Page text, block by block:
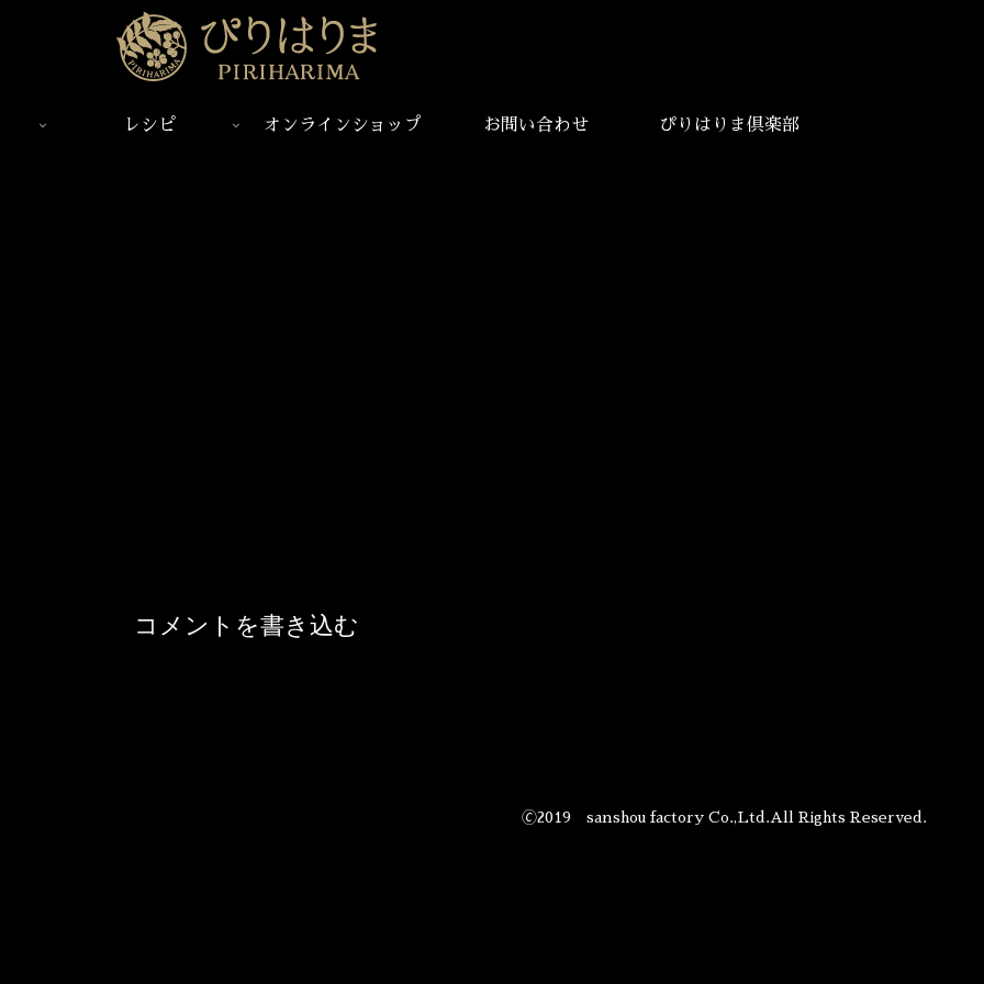
レシピ オンラインショップ お問い合わせ ぴりはりま倶楽部
コメントを書き込む
🄫2019 sanshou factory Co.,Ltd.All Rights Reserved.